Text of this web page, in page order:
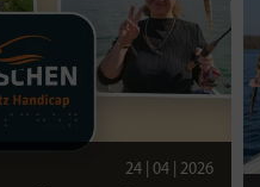
24 | 04 | 2026